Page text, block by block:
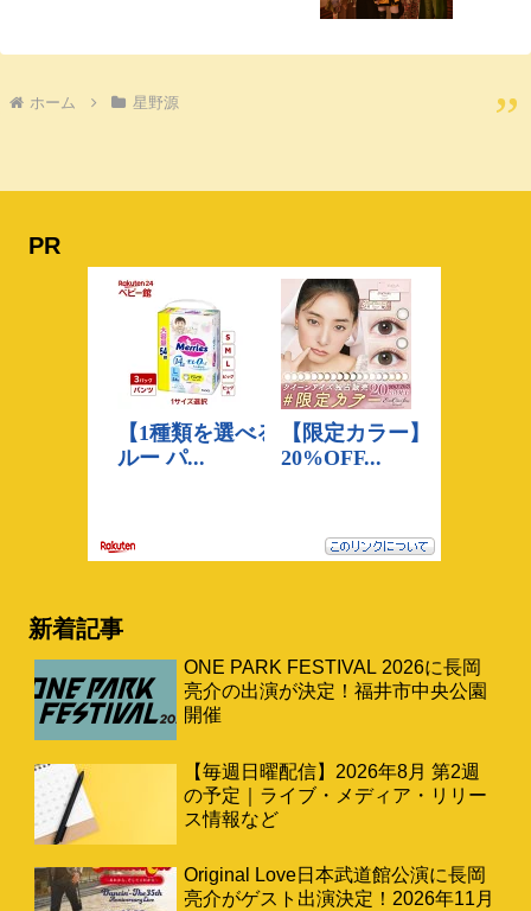
ホーム 星野源
PR
新着記事
ONE PARK FESTIVAL 2026に長岡
亮介の出演が決定！福井市中央公園
開催
【毎週日曜配信】2026年8月 第2週
の予定｜ライブ・メディア・リリー
ス情報など
Original Love日本武道館公演に長岡
亮介がゲスト出演決定！2026年11月